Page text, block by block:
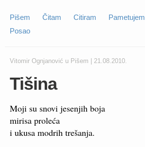
Pišem Čitam Citiram Pametujem
Posao
Vitomir Ognjanović u Pišem 21.08.2010.
Tišina
Moji su snovi jesenjih boja
mirisa proleća
i ukusa modrih trešanja.